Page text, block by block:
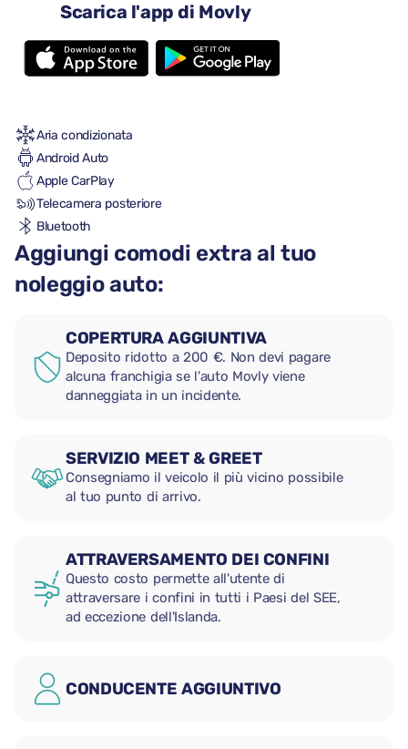
Scarica l'app di Movly
Cambio automatico
5 sedili
2 valigie grandi
Aria condizionata
Android Auto
Apple CarPlay
Telecamera posteriore
Bluetooth
Aggiungi comodi extra al tuo
noleggio auto:
COPERTURA AGGIUNTIVA
Deposito ridotto a 200 €. Non devi pagare
alcuna franchigia se l'auto Movly viene
danneggiata in un incidente.
SERVIZIO MEET & GREET
Consegniamo il veicolo il più vicino possibile
al tuo punto di arrivo.
ATTRAVERSAMENTO DEI CONFINI
Questo costo permette all'utente di
attraversare i confini in tutti i Paesi del SEE,
ad eccezione dell'Islanda.
CONDUCENTE AGGIUNTIVO